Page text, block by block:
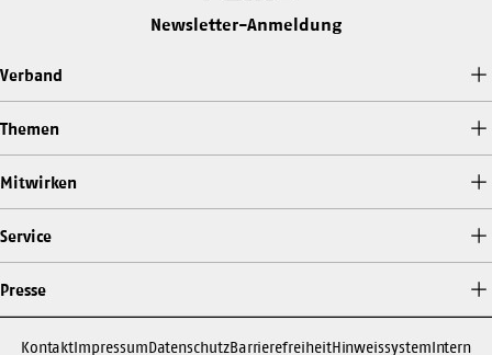
Newsletter-Anmeldung
Verband
Themen
Mitwirken
Service
Presse
KontaktImpressumDatenschutzBarrierefreiheitHinweissystemIntern